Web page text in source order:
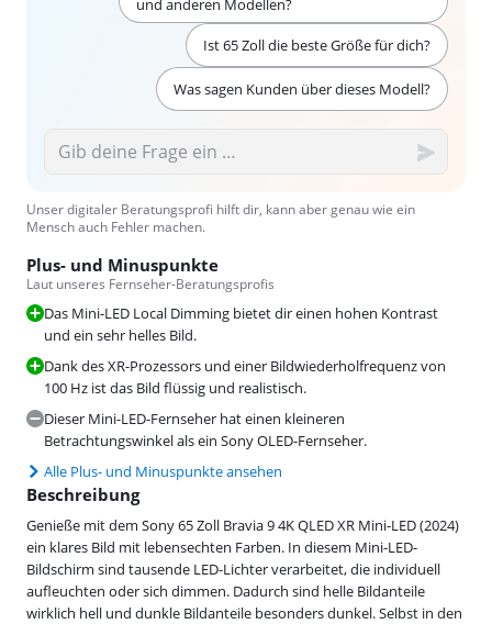
und anderen Modellen?
Ist 65 Zoll die beste Größe für dich?
Was sagen Kunden über dieses Modell?
Unser digitaler Beratungsprofi hilft dir, kann aber genau wie ein
Mensch auch Fehler machen.
Plus- und Minuspunkte
Laut unseres Fernseher-Beratungsprofis
Das Mini-LED Local Dimming bietet dir einen hohen Kontrast
und ein sehr helles Bild.
Dank des XR-Prozessors und einer Bildwiederholfrequenz von
100 Hz ist das Bild flüssig und realistisch.
Dieser Mini-LED-Fernseher hat einen kleineren
Betrachtungswinkel als ein Sony OLED-Fernseher.
Alle Plus- und Minuspunkte ansehen
Beschreibung
Genieße mit dem Sony 65 Zoll Bravia 9 4K QLED XR Mini-LED (2024)
ein klares Bild mit lebensechten Farben. In diesem Mini-LED-
Bildschirm sind tausende LED-Lichter verarbeitet, die individuell
aufleuchten oder sich dimmen. Dadurch sind helle Bildanteile
wirklich hell und dunkle Bildanteile besonders dunkel. Selbst in den